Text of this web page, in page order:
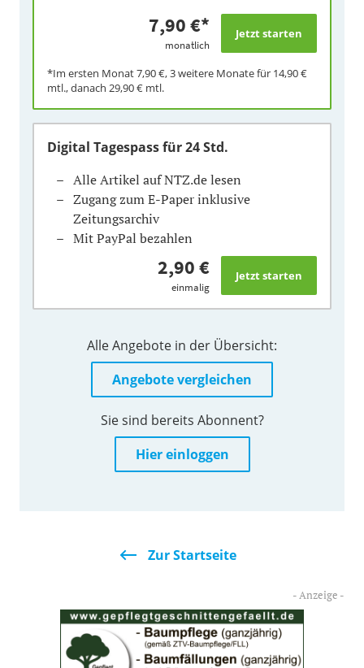
7,90 €*
monatlich
*Im ersten Monat7,90 €, 3 weitere Monate für 14,90 €
mtl., danach 29,90 € mtl.
Digital Tagespassfür 24 Std.
Alle Artikel auf NTZ.de lesen
Zugang zum E-Paper inklusive
Zeitungsarchiv
Mit PayPal bezahlen
2,90 €
einmalig
Alle Angebote in der Übersicht:
Angebote vergleichen
Sie sind bereits Abonnent?
Hier einloggen
Zur Startseite